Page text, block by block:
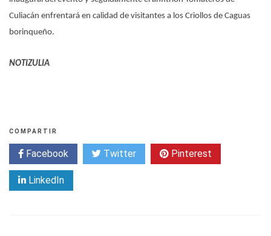
Culiacán enfrentará en calidad de visitantes a los Criollos de Caguas
borinqueño.
NOTIZULIA
COMPARTIR
Facebook Twitter Pinterest
LinkedIn